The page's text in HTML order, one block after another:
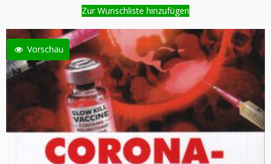
Zur Wunschliste hinzufügen
Vorschau